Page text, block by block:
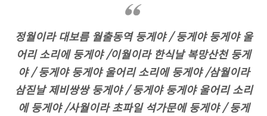
정월이라 대보름 월출동역 둥게야 / 둥게야 둥게야 울
어리 소리에 둥게야 /이월이라 한식날 복망산천 둥게
야 / 둥게야 둥게야 울어리 소리에 둥게야 /삼월이라
삼짇날 제비쌍쌍 둥게야 / 둥게야 둥게야 울어리 소리
에 둥게야 /사월이라 초파일 석가문에 둥게야 / 둥게